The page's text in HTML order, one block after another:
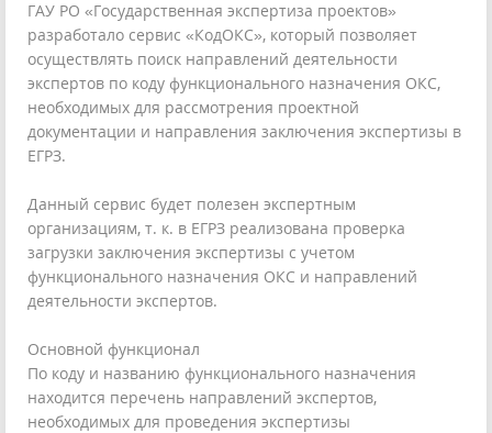
ГАУ РО «Государственная экспертиза проектов»
разработало сервис «КодОКС», который позволяет
осуществлять поиск направлений деятельности
экспертов по коду функционального назначения ОКС,
необходимых для рассмотрения проектной
документации и направления заключения экспертизы в
ЕГРЗ.
Данный сервис будет полезен экспертным
организациям, т. к. в ЕГРЗ реализована проверка
загрузки заключения экспертизы с учетом
функционального назначения ОКС и направлений
деятельности экспертов.
Основной функционал
По коду и названию функционального назначения
находится перечень направлений экспертов,
необходимых для проведения экспертизы